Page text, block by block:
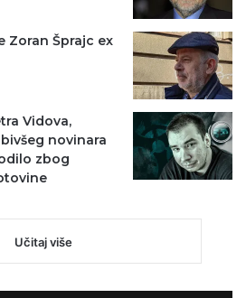
Zoran Šprajc ex
Vidova,
novinara
zbog
Učitaj više